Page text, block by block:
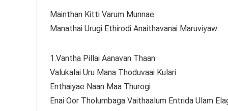
Mainthan Kitti Varum Munnae
Manathai Urugi Ethirodi Anaithavanai Maruviyaw
1.Vantha Pillai Aanavan Thaan
Valukalai Uru Mana Thoduvaai Kulari
Enthaiyae Naan Maa Thurogi
Enai Oor Tholumbaga Vaithaalum Entrida Ulam